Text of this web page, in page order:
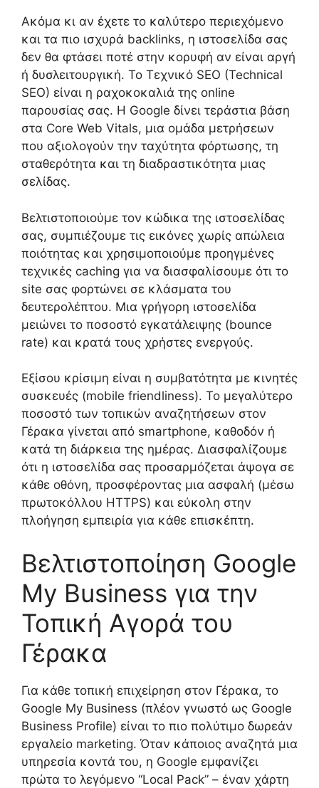
Ακόμα κι αν έχετε το καλύτερο περιεχόμενο
και τα πιο ισχυρά backlinks, η ιστοσελίδα σας
δεν θα φτάσει ποτέ στην κορυφή αν είναι αργή
ή δυσλειτουργική. Το Τεχνικό SEO (Technical
SEO) είναι η ραχοκοκαλιά της online
παρουσίας σας. Η Google δίνει τεράστια βάση
στα Core Web Vitals, μια ομάδα μετρήσεων
που αξιολογούν την ταχύτητα φόρτωσης, τη
σταθερότητα και τη διαδραστικότητα μιας
σελίδας.
Βελτιστοποιούμε τον κώδικα της ιστοσελίδας
σας, συμπιέζουμε τις εικόνες χωρίς απώλεια
ποιότητας και χρησιμοποιούμε προηγμένες
τεχνικές caching για να διασφαλίσουμε ότι το
site σας φορτώνει σε κλάσματα του
δευτερολέπτου. Μια γρήγορη ιστοσελίδα
μειώνει το ποσοστό εγκατάλειψης (bounce
rate) και κρατά τους χρήστες ενεργούς.
Εξίσου κρίσιμη είναι η συμβατότητα με κινητές
συσκευές (mobile friendliness). Το μεγαλύτερο
ποσοστό των τοπικών αναζητήσεων στον
Γέρακα γίνεται από smartphone, καθοδόν ή
κατά τη διάρκεια της ημέρας. Διασφαλίζουμε
ότι η ιστοσελίδα σας προσαρμόζεται άψογα σε
κάθε οθόνη, προσφέροντας μια ασφαλή (μέσω
πρωτοκόλλου HTTPS) και εύκολη στην
πλοήγηση εμπειρία για κάθε επισκέπτη.
Βελτιστοποίηση Google
My Business για την
Τοπική Αγορά του
Γέρακα
Για κάθε τοπική επιχείρηση στον Γέρακα, το
Google My Business (πλέον γνωστό ως Google
Business Profile) είναι το πιο πολύτιμο δωρεάν
εργαλείο marketing. Όταν κάποιος αναζητά μια
υπηρεσία κοντά του, η Google εμφανίζει
πρώτα το λεγόμενο “Local Pack” – έναν χάρτη